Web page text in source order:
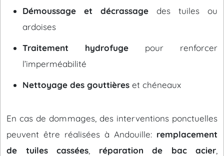
Démoussage et décrassage des tuiles ou
ardoises
Traitement hydrofuge pour renforcer
l’imperméabilité
Nettoyage des gouttières et chéneaux
En cas de dommages, des interventions ponctuelles
peuvent être réalisées à Andouille: remplacement
de tuiles cassées
réparation de bac acier